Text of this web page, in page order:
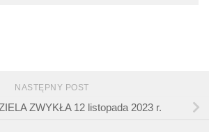
NASTĘPNY POST
ZWYKŁA 12 listopada 2023 r.